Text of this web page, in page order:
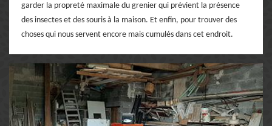
garder la propreté maximale du grenier qui prévient la présence
des insectes et des souris à la maison. Et enfin, pour trouver des
choses qui nous servent encore mais cumulés dans cet endroit.